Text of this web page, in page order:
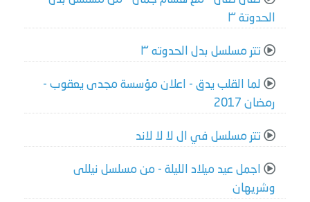
الحدوتة ٣
تتر مسلسل بدل الحدوته ٣
لما القلب يدق - اعلان مؤسسة مجدى يعقوب -
رمضان 2017
تتر مسلسل في ال لا لا لاند
اجمل عيد ميلاد الليلة - من مسلسل نيللى
وشريهان